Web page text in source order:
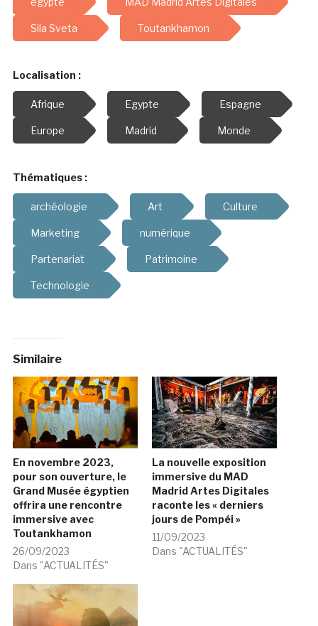
Sila Sveta Toutankhamon
Localisation :
Afrique Egypte Espagne
Europe Madrid Monde
Thématiques :
archéologie Art Culture
Marketing numérique
Partenariat Patrimoine
Technologie
Similaire
En novembre 2023,
pour son ouverture, le
Grand Musée égyptien
offrira une rencontre
immersive avec
Toutankhamon
26/09/2023
Dans "ACTUALITÉS"
La nouvelle exposition
immersive du MAD
Madrid Artes Digitales
raconte les « derniers
jours de Pompéi »
11/09/2023
Dans "ACTUALITÉS"